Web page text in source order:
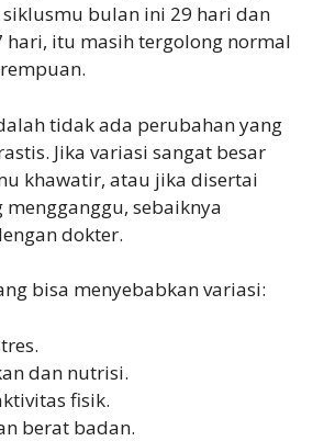
siklusmu bulan ini 29 hari dan
hari, itu masih tergolong normal
tidak ada perubahan yang
Jika variasi sangat besar
khawatir, atau jika disertai
sebaiknya
dokter.
bisa menyebabkan variasi:
dan nutrisi.
fisik.
berat badan.